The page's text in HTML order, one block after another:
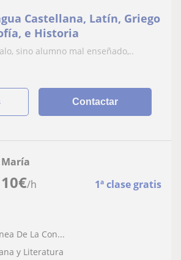
Castellana, Latín, Griego
e Historia
sino alumno mal enseñado,..
Contactar
10€/h 1ª clase gratis
María
De La Con...
y Literatura